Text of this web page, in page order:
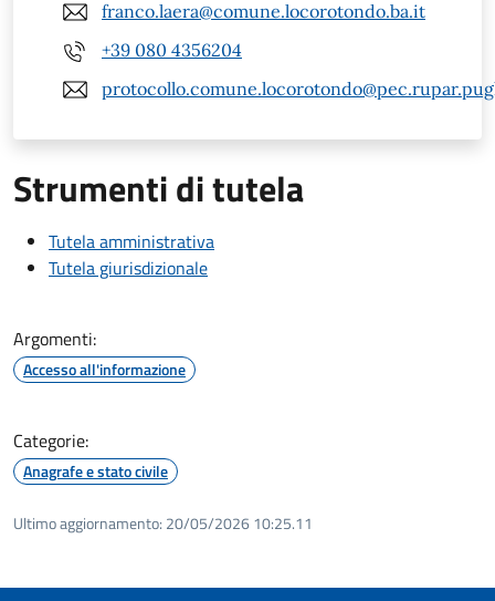
franco.laera@comune.locorotondo.ba.it
+39 080 4356204
Strumenti di tutela
Tutela amministrativa
Tutela giurisdizionale
Argomenti:
Accesso all'informazione
Categorie:
Anagrafe e stato civile
Ultimo aggiornamento: 20/05/2026 10:25.11